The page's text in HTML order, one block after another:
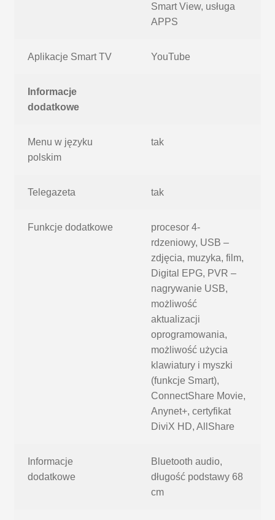
Smart View, usługa
APPS
Aplikacje Smart TV YouTube
Informacje
dodatkowe
Menu w języku
polskim
tak
Telegazeta tak
Funkcje dodatkowe
procesor 4-
rdzeniowy, USB –
zdjęcia, muzyka, film,
Digital EPG, PVR –
nagrywanie USB,
możliwość
aktualizacji
oprogramowania,
możliwość użycia
klawiatury i myszki
(funkcje Smart),
ConnectShare Movie,
Anynet+, certyfikat
DiviX HD, AllShare
Informacje
dodatkowe
Bluetooth audio,
długość podstawy 68
cm